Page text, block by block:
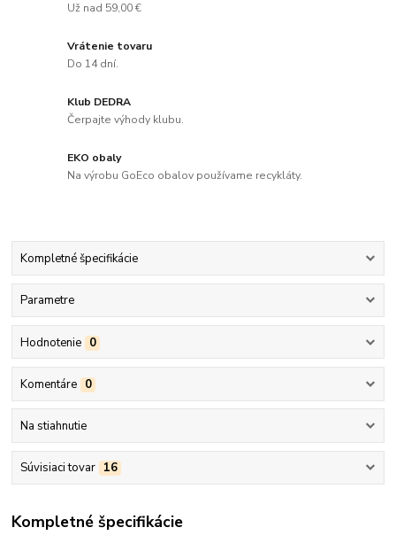
Už nad 59,00 €
Vrátenie tovaru
Do 14 dní.
Klub DEDRA
Čerpajte výhody klubu.
EKO obaly
Na výrobu GoEco obalov používame recykláty.
Kompletné špecifikácie
Parametre
Hodnotenie 0
Komentáre 0
Na stiahnutie
Súvisiaci tovar 16
Kompletné špecifikácie